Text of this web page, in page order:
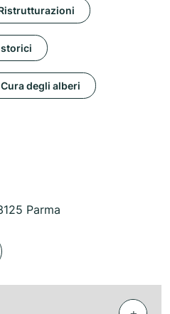
Cura degli alberi
Parma